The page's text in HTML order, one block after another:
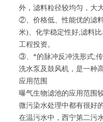
外，滤料粒径较均匀，大
②、价格低、性能优的滤
米)、化学稳定性好;滤料
工程投资。
③、*的脉冲反冲洗形式;
洗水泵及鼓风机，是一种
应用范围
曝气生物滤池的应用范围
微污染水处理中都有很好
在温污水中，西宁第二污